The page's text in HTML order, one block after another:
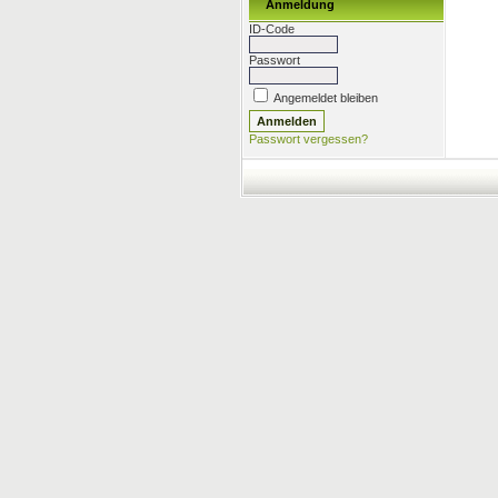
Anmeldung
ID-Code
Passwort
Angemeldet bleiben
Passwort vergessen?